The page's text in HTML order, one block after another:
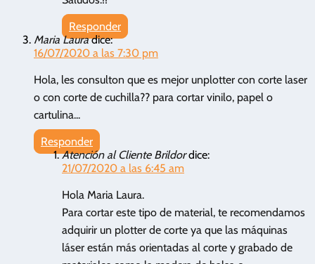
Responder
Maria Laura dice:
16/07/2020 a las 7:30 pm
Hola, les consulton que es mejor unplotter con corte laser
o con corte de cuchilla?? para cortar vinilo, papel o
cartulina...
Responder
Atención al Cliente Brildor dice:
21/07/2020 a las 6:45 am
Hola Maria Laura.
Para cortar este tipo de material, te recomendamos
adquirir un plotter de corte ya que las máquinas
láser están más orientadas al corte y grabado de